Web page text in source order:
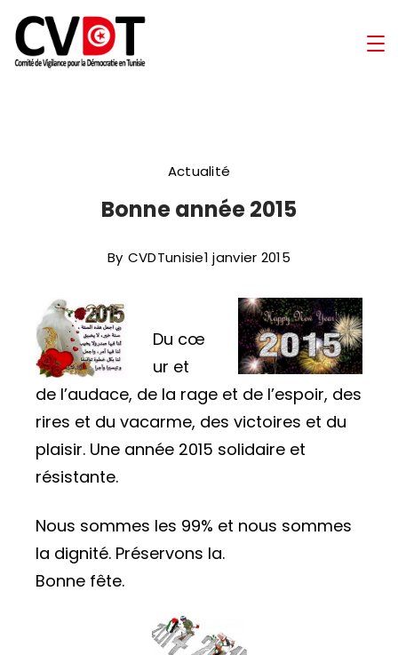
Skip
to
content
Démocratie
Tunisie
Actualité
Bonne année 2015
By CVDTunisie1 janvier 2015
Du cœ
ur et
de l’audace, de la rage et de l’espoir, des
rires et du vacarme, des victoires et du
plaisir. Une année 2015 solidaire et
résistante.
Nous sommes les 99% et nous sommes
la dignité. Préservons la.
Bonne fête.